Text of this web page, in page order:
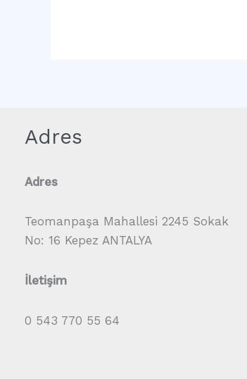
Adres
Adres
Teomanpaşa Mahallesi 2245 Sokak
No: 16 Kepez ANTALYA
İletişim
0 543 770 55 64